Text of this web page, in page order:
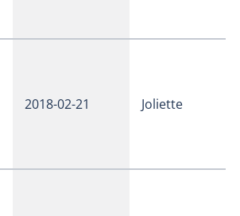
2018-02-21 Joliette